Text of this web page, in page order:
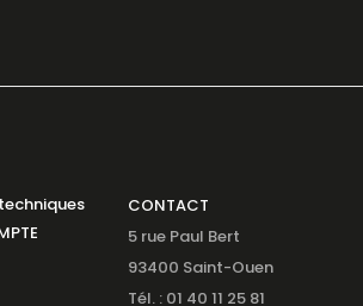
CONTACT
5 rue Paul Bert
93400 Saint-Ouen
Tél. : 01 40 11 25 81